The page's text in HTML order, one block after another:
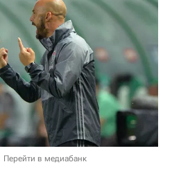
Перейти в медиабанк